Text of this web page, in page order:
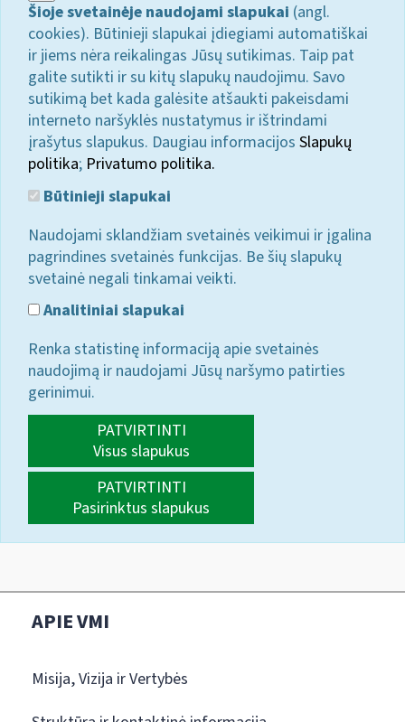
Šioje svetainėje naudojami slapukai (angl.
cookies). Būtinieji slapukai įdiegiami automatiškai
ir jiems nėra reikalingas Jūsų sutikimas. Taip pat
galite sutikti ir su kitų slapukų naudojimu. Savo
sutikimą bet kada galėsite atšaukti pakeisdami
interneto naršyklės nustatymus ir ištrindami
įrašytus slapukus. Daugiau informacijos Slapukų
politika; Privatumo politika.
Būtinieji slapukai
Naudojami sklandžiam svetainės veikimui ir įgalina
pagrindines svetainės funkcijas. Be šių slapukų
svetainė negali tinkamai veikti.
Analitiniai slapukai
Renka statistinę informaciją apie svetainės
naudojimą ir naudojami Jūsų naršymo patirties
gerinimui.
PATVIRTINTI
Visus slapukus
PATVIRTINTI
Pasirinktus slapukus
APIE VMI
Misija, Vizija ir Vertybės